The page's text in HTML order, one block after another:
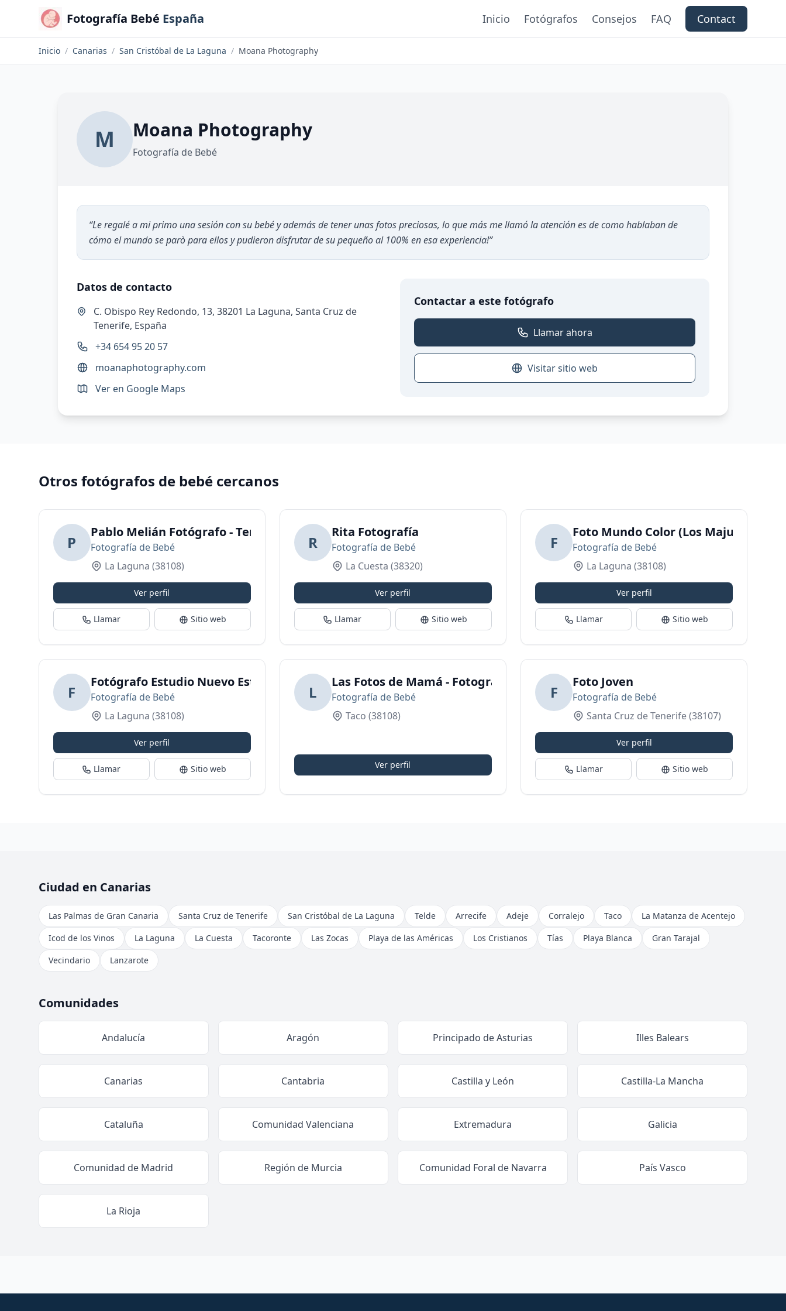
Fotografía Bebé España Inicio Fotógrafos Consejos FAQ Contact
Inicio / Canarias / San Cristóbal de La Laguna / Moana Photography
M Moana Photography
Fotografía de Bebé
“Le regalé a mi primo una sesión con su bebé y además de tener unas fotos preciosas, lo que más me llamó la atención es de como hablaban de
cómo el mundo se parò para ellos y pudieron disfrutar de su pequeño al 100% en esa experiencia!”
Datos de contacto
C. Obispo Rey Redondo, 13, 38201 La Laguna, Santa Cruz de
Tenerife, España
+34 654 95 20 57
moanaphotography.com
Ver en Google Maps
Contactar a este fotógrafo
Llamar ahora
Visitar sitio web
Otros fotógrafos de bebé cercanos
P
Pablo Melián Fotógrafo - Tenerife
Fotografía de Bebé
La Laguna (38108)
Ver perfil
Llamar Sitio web
R
Rita Fotografía
Fotografía de Bebé
La Cuesta (38320)
Ver perfil
Llamar Sitio web
F
Foto Mundo Color (Los Majuelos)
Fotografía de Bebé
La Laguna (38108)
Ver perfil
Llamar Sitio web
F
Fotógrafo Estudio Nuevo Estilo
Fotografía de Bebé
La Laguna (38108)
Ver perfil
Llamar Sitio web
L
Las Fotos de Mamá - Fotografía premamá, newborn y bebés en Tenerife
Fotografía de Bebé
Taco (38108)
Ver perfil
F
Foto Joven
Fotografía de Bebé
Santa Cruz de Tenerife(38107)
Ver perfil
Llamar Sitio web
Ciudad en Canarias
Las Palmas de Gran Canaria Santa Cruz de Tenerife San Cristóbal de La Laguna Telde Arrecife Adeje Corralejo Taco
La Matanza de Acentejo
Icod de los Vinos
La Laguna La Cuesta Tacoronte Las Zocas Playa de las Américas Los Cristianos Tías Playa Blanca
Gran Tarajal
Vecindario
Lanzarote
Comunidades
Andalucía Aragón Principado de Asturias Illes Balears
Canarias Cantabria Castilla y León Castilla-La Mancha
Cataluña Comunidad Valenciana Extremadura Galicia
Comunidad de Madrid Región de Murcia Comunidad Foral de Navarra País Vasco
La Rioja